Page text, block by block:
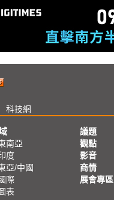
科技網
南亞
度
亞/中國
際
表
議題
觀點
影音
商情
展會專區